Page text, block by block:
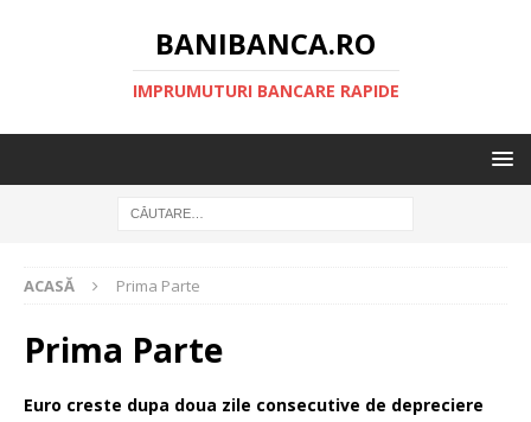
BANIBANCA.RO
IMPRUMUTURI BANCARE RAPIDE
ACASĂ Prima Parte
Prima Parte
Euro creste dupa doua zile consecutive de depreciere